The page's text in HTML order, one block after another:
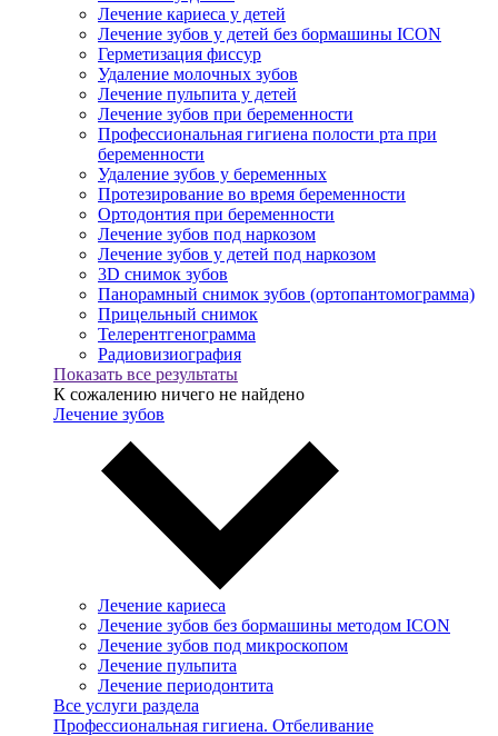
Лечение кариеса у детей
Лечение зубов у детей без бормашины ICON
Герметизация фиссур
Удаление молочных зубов
Лечение пульпита у детей
Лечение зубов при беременности
Профессиональная гигиена полости рта при
беременности
Удаление зубов у беременных
Протезирование во время беременности
Ортодонтия при беременности
Лечение зубов под наркозом
Лечение зубов у детей под наркозом
3D снимок зубов
Панорамный снимок зубов (ортопантомограмма)
Прицельный снимок
Телерентгенограмма
Радиовизиография
Показать все результаты
К сожалению ничего не найдено
Лечение зубов
Лечение кариеса
Лечение зубов без бормашины методом ICON
Лечение зубов под микроскопом
Лечение пульпита
Лечение периодонтита
Все услуги раздела
Профессиональная гигиена. Отбеливание